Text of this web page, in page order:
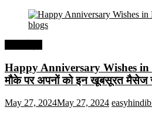
Happy Anniversary Wishes in
मौके पर अपनों को इन खूबसूरत मैसेज
May 27, 2024May 27, 2024